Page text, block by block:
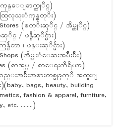
/ ကုန္ေျခာက္ဆုိင္)
ေထြလူသုးံကုန္စတုိး)
Stores (စတုိးဆုိင္ / အိမ္ဆုိင္)
ဆုိင္ / ဖန္စီဆုိင္မ်ား)
န္ပ်ဴတာ ၊ ဖုန္းဆုိင္မ်ား)
Shops (အိမ္သုးံေဆးအမ်ဳိးမ်ဳိး)
(စာအုပ္ / စာေရးကိရိယာ)
စၥည္းအမ်ဳိးအစားတစ္ခုခုကုိ အထူးျ
bags, beauty, building
fashion & apparel, furniture,
etc. ……..)